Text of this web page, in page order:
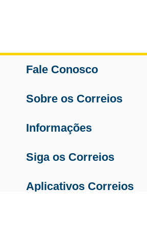
Fale Conosco
Sobre os Correios
Informações
Siga os Correios
Aplicativos Correios